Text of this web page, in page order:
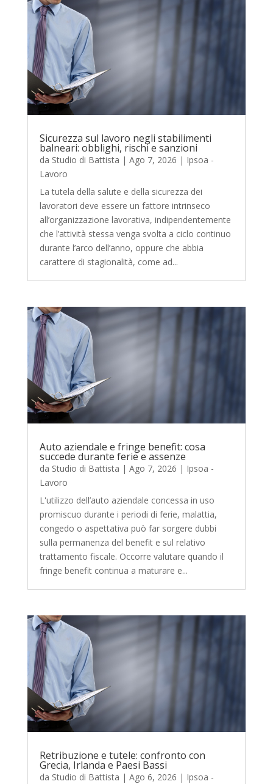
Sicurezza sul lavoro negli stabilimenti
balneari: obblighi, rischi e sanzioni
da Studio di Battista | Ago 7, 2026 | Ipsoa -
Lavoro
La tutela della salute e della sicurezza dei
lavoratori deve essere un fattore intrinseco
all’organizzazione lavorativa, indipendentemente
che l’attività stessa venga svolta a ciclo continuo
durante l’arco dell’anno, oppure che abbia
carattere di stagionalità, come ad...
Auto aziendale e fringe benefit: cosa
succede durante ferie e assenze
da Studio di Battista | Ago 7, 2026 | Ipsoa -
Lavoro
L'utilizzo dell’auto aziendale concessa in uso
promiscuo durante i periodi di ferie, malattia,
congedo o aspettativa può far sorgere dubbi
sulla permanenza del benefit e sul relativo
trattamento fiscale. Occorre valutare quando il
fringe benefit continua a maturare e...
Retribuzione e tutele: confronto con
Grecia, Irlanda e Paesi Bassi
da Studio di Battista | Ago 6, 2026 | Ipsoa -